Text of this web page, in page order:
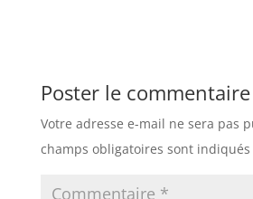
Poster le commentaire
Votre adresse e-mail ne sera pas
champs obligatoires sont indiqués